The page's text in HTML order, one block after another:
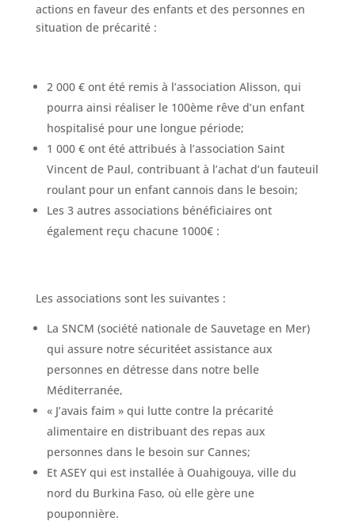
actions en faveur des enfants et des personnes en
situation de précarité :
2 000 € ont été remis à l’association Alisson, qui
pourra ainsi réaliser le 100ème rêve d’un enfant
hospitalisé pour une longue période;
1 000 € ont été attribués à l’association Saint
Vincent de Paul, contribuant à l’achat d’un fauteuil
roulant pour un enfant cannois dans le besoin;
Les 3 autres associations bénéficiaires ont
également reçu chacune 1000€ :
Les associations sont les suivantes :
La SNCM (société nationale de Sauvetage en Mer)
qui assure notre sécuritéet assistance aux
personnes en détresse dans notre belle
Méditerranée,
« J’avais faim » qui lutte contre la précarité
alimentaire en distribuant des repas aux
personnes dans le besoin sur Cannes;
Et ASEY qui est installée à Ouahigouya, ville du
nord du Burkina Faso, où elle gère une
pouponnière.